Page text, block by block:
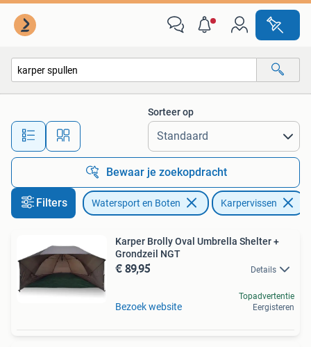
Alle afstanden…
Sorteer op
Bewaar je zoekopdracht
Filters Watersport en Boten Karpervissen
Karper Brolly Oval Umbrella Shelter +
Grondzeil NGT
€ 89,95 Details
Bezoek website
Topadvertentie
Eergisteren